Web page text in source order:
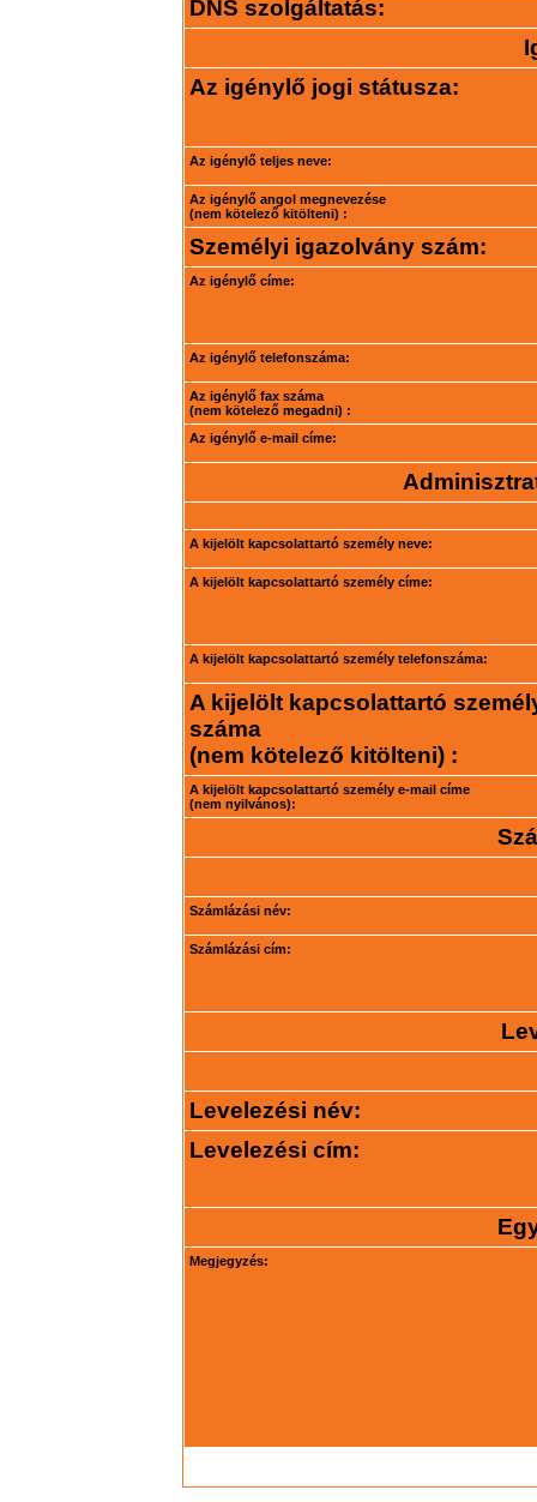
DNS szolgáltatás:
Az igénylő jogi státusza:
Az igénylő teljes neve:
Az igénylő angol megnevezése
(nem kötelező kitölteni) :
Személyi igazolvány szám:
Az igénylő címe:
Az igénylő telefonszáma:
Az igénylő fax száma
(nem kötelező megadni) :
Az igénylő e-mail címe:
A kijelölt kapcsolattartó személy neve:
A kijelölt kapcsolattartó személy címe:
A kijelölt kapcsolattartó személy telefonszáma:
A kijelölt kapcsolattartó
száma
(nem kötelező kitölteni) :
A kijelölt kapcsolattartó személy e-mail címe
(nem nyilvános):
Számlázási név:
Számlázási cím:
Levelezési név:
Levelezési cím:
Megjegyzés: